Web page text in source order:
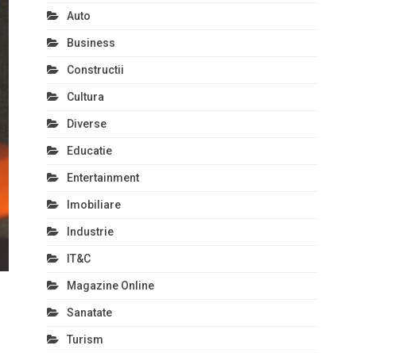
Auto
Business
Constructii
Cultura
Diverse
Educatie
Entertainment
Imobiliare
Industrie
IT&C
Magazine Online
Sanatate
Turism